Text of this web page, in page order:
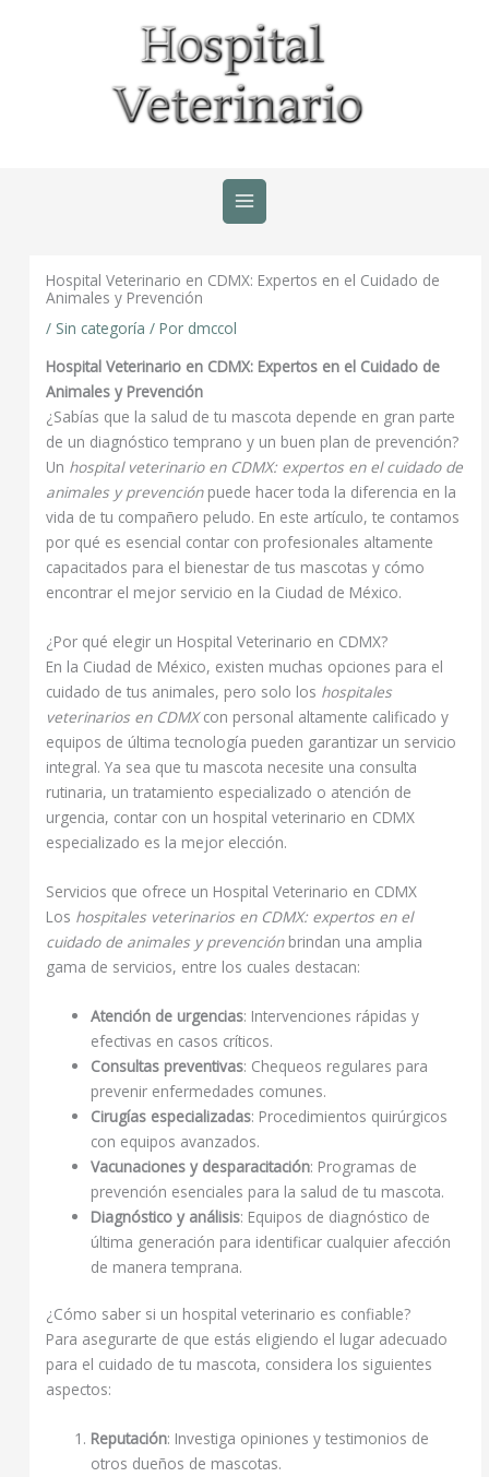
Hospital Veterinario en CDMX: Expertos en el Cuidado de
Animales y Prevención
/ Sin categoría / Por dmccol
Hospital Veterinario en CDMX: Expertos en el Cuidado de
Animales y Prevención
¿Sabías que la salud de tu mascota depende en gran parte
de un diagnóstico temprano y un buen plan de prevención?
Un hospital veterinario en CDMX: expertos en el cuidado de
animales y prevenciónpuede hacer toda la diferencia en la
vida de tu compañero peludo. En este artículo, te contamos
por qué es esencial contar con profesionales altamente
capacitados para el bienestar de tus mascotas y cómo
encontrar el mejor servicio en la Ciudad de México.
¿Por qué elegir un Hospital Veterinario en CDMX?
En la Ciudad de México, existen muchas opciones para el
cuidado de tus animales, pero solo los hospitales
veterinarios en CDMXcon personal altamente calificado y
equipos de última tecnología pueden garantizar un servicio
integral. Ya sea que tu mascota necesite una consulta
rutinaria, un tratamiento especializado o atención de
urgencia, contar con un hospital veterinario en CDMX
especializado es la mejor elección.
Servicios que ofrece un Hospital Veterinario en CDMX
Los hospitales veterinarios en CDMX: expertos en el
cuidado de animales y prevenciónbrindan una amplia
gama de servicios, entre los cuales destacan:
Atención de urgencias: Intervenciones rápidas y
efectivas en casos críticos.
Consultas preventivas: Chequeos regulares para
prevenir enfermedades comunes.
Cirugías especializadas: Procedimientos quirúrgicos
con equipos avanzados.
Vacunaciones y desparacitación: Programas de
prevención esenciales para la salud de tu mascota.
Diagnóstico y análisis: Equipos de diagnóstico de
última generación para identificar cualquier afección
de manera temprana.
¿Cómo saber si un hospital veterinario es confiable?
Para asegurarte de que estás eligiendo el lugar adecuado
para el cuidado de tu mascota, considera los siguientes
aspectos:
Reputación: Investiga opiniones y testimonios de
otros dueños de mascotas.